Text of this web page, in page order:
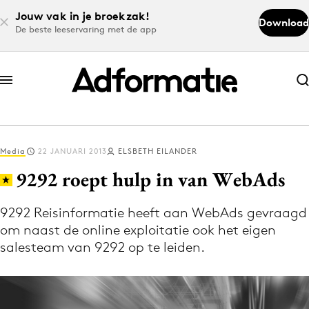
Jouw vak in je broekzak!
De beste leeservaring met de app
Download
Abonneer nu
Abonneer nu
Log in
Download de app
Volg het laatste nieuws via de Adformatie
Nieuws app
Media 22 JANUARI 2013 ELSBETH EILANDER
9292 roept hulp in van WebAds
9292 Reisinformatie heeft aan WebAds gevraagd
om naast de online exploitatie ook het eigen
salesteam van 9292 op te leiden.